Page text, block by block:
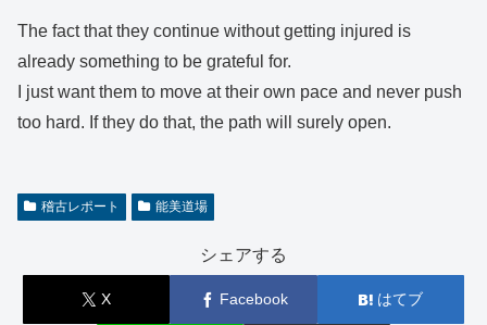
The fact that they continue without getting injured is
already something to be grateful for.
I just want them to move at their own pace and never push
too hard. If they do that, the path will surely open.
稽古レポート 能美道場
シェアする
X Facebook はてブ